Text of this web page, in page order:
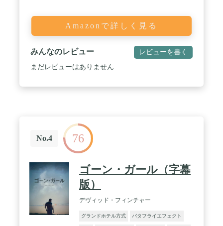
Amazonで詳しく見る
みんなのレビュー レビューを書く
まだレビューはありません
No.4 76
ゴーン・ガール（字幕
版）
デヴィッド・フィンチャー
グランドホテル方式 バタフライエフェクト